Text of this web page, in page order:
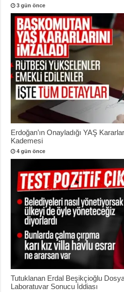
3 gün önce
Erdoğan’ın Onayladığı YAŞ
Kademesi
4 gün önce
Tutuklanan Erdal Beşikçioğlu
Laboratuvar Sonucu İddiası